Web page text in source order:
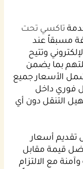
تاكسي تحت
مسبقاً عند
وتتيح
بما يضمن
الأسعار جميع
فوري داخل
التنقل دون أي
تقديم أسعار
قيمة مقابل
مع الالتزام